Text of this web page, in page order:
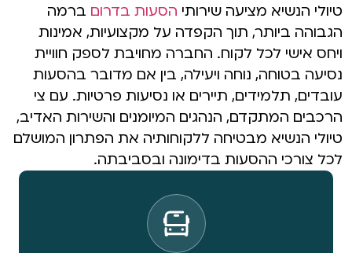
טיולי הנשיא מציעה שירותי הסעות בדרום ברמה
הגבוהה ביותר, תוך הקפדה על מקצועיות, אמינות
ויחס אישי לכל לקוח. החברה מחויבת לספק חוויית
נסיעה בטוחה, נוחה ויעילה, בין אם מדובר בהסעות
עובדים, תלמידים, תיירים או נסיעות פרטיות. עם צי
הרכבים המתקדם, הנהגים המיומנים והשירות האדיב,
טיולי הנשיא מבטיחה ללקוחותיה את הפתרון המושלם
לכל צורכי ההסעות בדימונה ובסביבתה.